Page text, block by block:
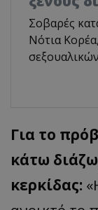
Σοβαρές
Νότια
Για το
κάτω
κερκίδας: